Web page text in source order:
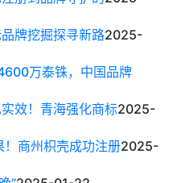
牌挖掘探寻新路2025-
万泰铢，中国品牌
效！青海强化商标2025-
商州枳壳成功注册2025-